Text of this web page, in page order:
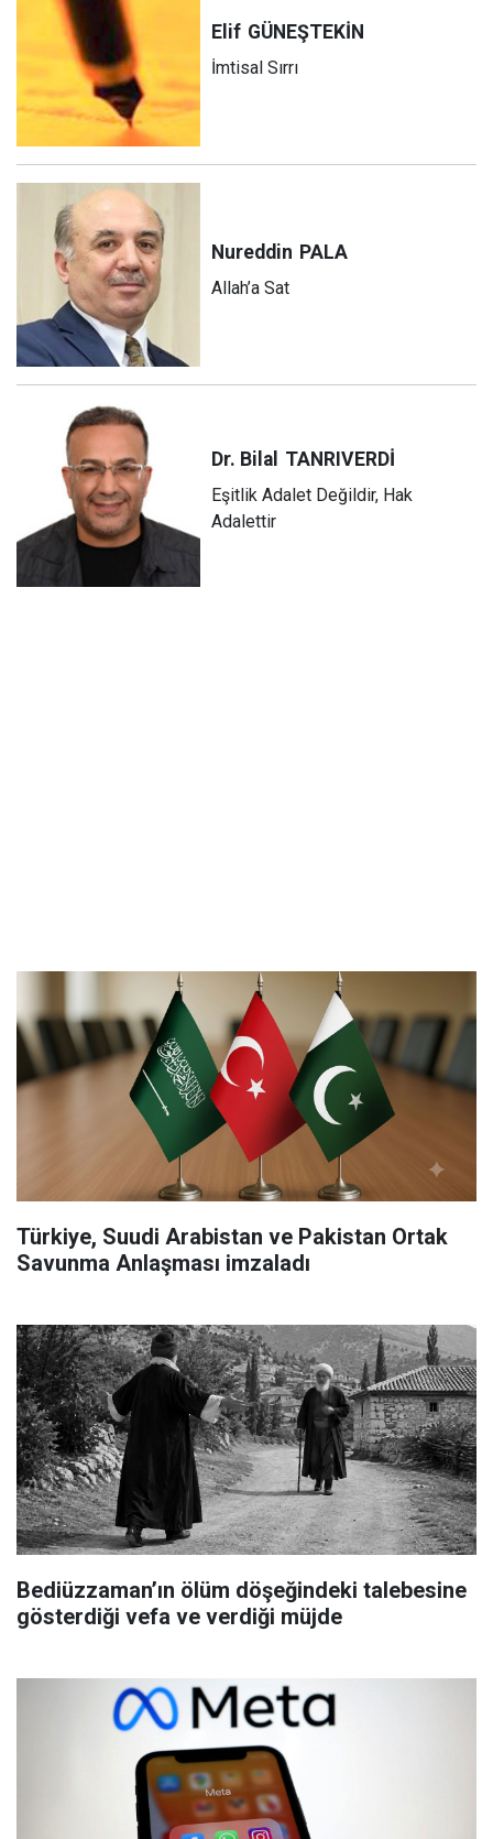
Elif GÜNEŞTEKİN
İmtisal Sırrı
Nureddin PALA
Allah’a Sat
Dr. Bilal TANRIVERDİ
Eşitlik Adalet Değildir, Hak
Adalettir
Türkiye, Suudi Arabistan ve Pakistan Ortak
Savunma Anlaşması imzaladı
Bediüzzaman’ın ölüm döşeğindeki talebesine
gösterdiği vefa ve verdiği müjde